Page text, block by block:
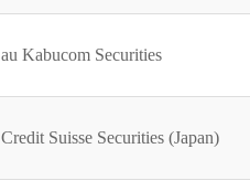
au Kabucom Securities
Credit Suisse Securities (Japan)